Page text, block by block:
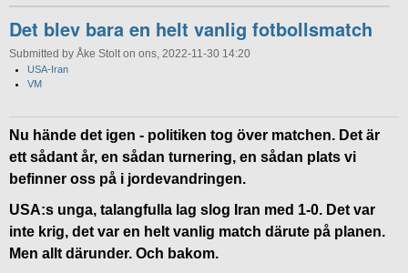
Det blev bara en helt vanlig fotbollsmatch
Submitted by Åke Stolt on ons, 2022-11-30 14:20
USA-Iran
VM
Nu hände det igen - politiken tog över matchen. Det är
ett sådant år, en sådan turnering, en sådan plats vi
befinner oss på i jordevandringen.
USA:s unga, talangfulla lag slog Iran med 1-0. Det var
inte krig, det var en helt vanlig match därute på planen.
Men allt därunder. Och bakom.